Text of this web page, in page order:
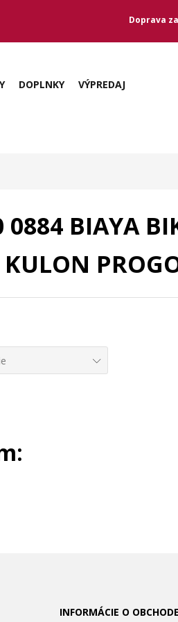
Doprava
DOPLNKY VÝPREDAJ
BIAYA
INFORMÁCIE O OBCHODE